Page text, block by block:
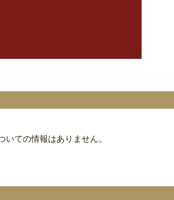
いての情報はありません。